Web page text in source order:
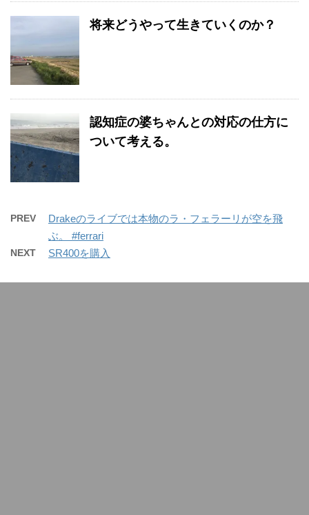
将来どうやって生きていくのか？
認知症の婆ちゃんとの対応の仕方に
ついて考える。
PREV
Drakeのライブでは本物のラ・フェラーリが空を飛
ぶ。 #ferrari
NEXT SR400を購入